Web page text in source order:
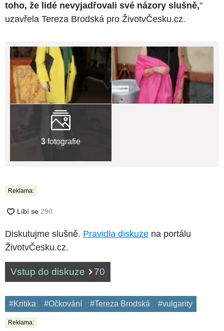
toho, že lidé nevyjadřovali své názory slušně,"
uzavřela Tereza Brodská pro ŽivotvČesku.cz.
3 fotografie
Reklama:
Diskutujme slušně. Pravidla diskuze na portálu
ŽivotvČesku.cz.
Vstup do diskuze 70
#Kritika #Očkování #Tereza Brodská #vulgarity
Reklama: